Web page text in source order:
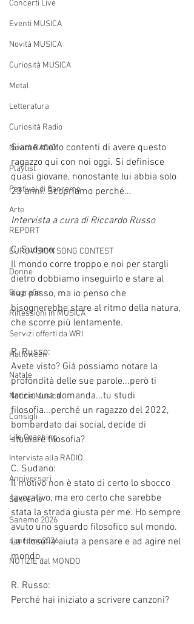
Concerti Live
Eventi MUSICA
Novità MUSICA
Curiosità MUSICA
Metal
Letteratura
Curiosità Radio
Novità RADIO
Playlist
Festival di Sanremo
Arte
REPORT
EUROVISION SONG CONTEST
Donne
Biografie
Riflessioni in MUSICA
Servizi offerti da WRI
Halloween
Natale
Notizie Musica
Consigli
Life Coaching
Intervista alla RADIO
Anniversari
Sanremo
Sanemo 2026
sanremo2026
NOTIZIE dal MONDO
Siamo molto contenti di avere questo
ragazzo qui con noi oggi. Si definisce
quasi giovane, nonostante lui abbia solo
23 anni. Scopriamo perché...
Intervista a cura di Riccardo Russo
C. Sudano:
Il mondo corre troppo e noi per stargli
dietro dobbiamo inseguirlo e stare al
suo passo, ma io penso che
bisognerebbe stare al ritmo della natura,
che scorre più lentamente.
R. Russo:
Avete visto? Già possiamo notare la
profondità delle sue parole...però ti
faccio una domanda...tu studi
filosofia...perché un ragazzo del 2022,
bombardato dai social, decide di
studiare filosofia?
C. Sudano:
Il motivo non è stato di certo lo sbocco
lavorativo, ma ero certo che sarebbe
stata la strada giusta per me. Ho sempre
avuto uno sguardo filosofico sul mondo.
La filosofia aiuta a pensare e ad agire nel
mondo.
R. Russo:
Perché hai iniziato a scrivere canzoni?